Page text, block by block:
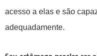
acesso a elas e são
adequadamente.